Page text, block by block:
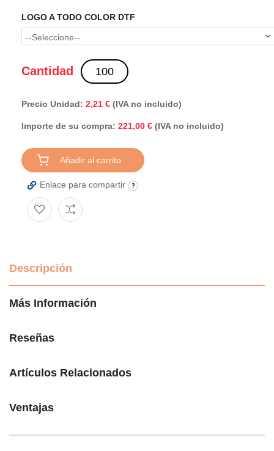
LOGO A TODO COLOR DTF
Cantidad
Precio Unidad: 2,21 € (IVA no incluido)
Importe de su compra: 221,00 € (IVA no incluido)
Añadir al carrito
Enlace para compartir
Descripción
Más Información
Reseñas
Artículos Relacionados
Ventajas